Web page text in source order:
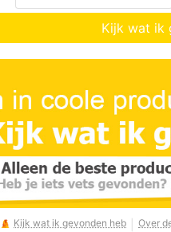
Kijk wat ik
Kijk wat ik gevonden heb Over